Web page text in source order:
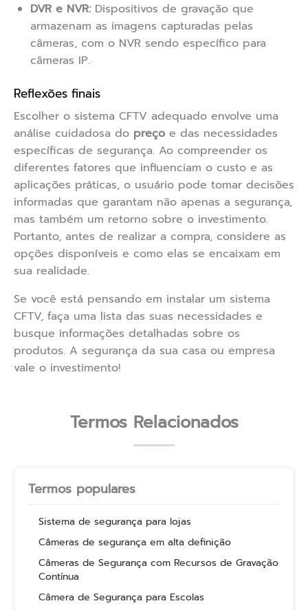
DVR e NVR: Dispositivos de gravação que
armazenam as imagens capturadas pelas
câmeras, com o NVR sendo específico para
câmeras IP.
Reflexões finais
Escolher o sistema CFTV adequado envolve uma
análise cuidadosa do preço e das necessidades
específicas de segurança. Ao compreender os
diferentes fatores que influenciam o custo e as
aplicações práticas, o usuário pode tomar decisões
informadas que garantam não apenas a segurança,
mas também um retorno sobre o investimento.
Portanto, antes de realizar a compra, considere as
opções disponíveis e como elas se encaixam em
sua realidade.
Se você está pensando em instalar um sistema
CFTV, faça uma lista das suas necessidades e
busque informações detalhadas sobre os
produtos. A segurança da sua casa ou empresa
vale o investimento!
Termos Relacionados
Termos populares
Sistema de segurança para lojas
Câmeras de segurança em alta definição
Câmeras de Segurança com Recursos de Gravação
Contínua
Câmera de Segurança para Escolas